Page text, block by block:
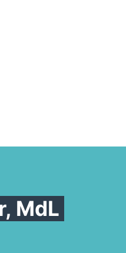
MdL